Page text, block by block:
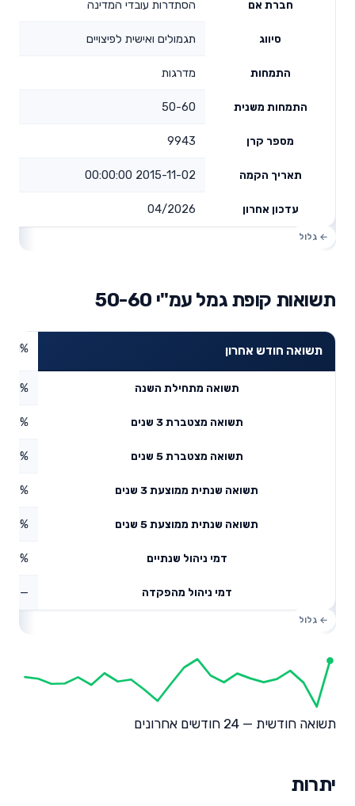
חברת אם הסתדרות עובדי המדינה
סיווג תגמולים ואישית לפיצויים
התמחות מדרגות
התמחות משנית 50-60
מספר קרן 9943
תאריך הקמה 2015-11-02 00:00:00
עדכון אחרון 04/2026
תשואות קופת גמל עמ"י 50-60
תשואה חודש אחרון
תשואה מתחילת השנה
תשואה מצטברת 3 שנים
תשואה מצטברת 5 שנים
תשואה שנתית ממוצעת 3 שנים
תשואה שנתית ממוצעת 5 שנים
דמי ניהול שנתיים
דמי ניהול מהפקדה —
תשואה חודשית — 24 חודשים אחרונים
יתרות